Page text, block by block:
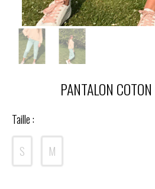
PANTALON
Taille :
S M